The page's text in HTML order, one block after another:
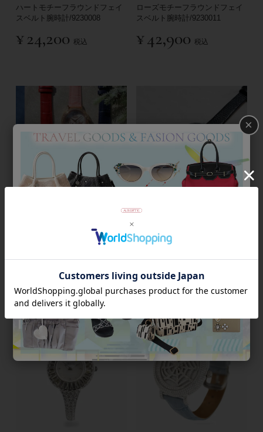
ハートモチーフラウンドフェイ
スベルト腕時計/9230008
¥24,200 税込
ローズモチーフラウンドフェイ
スベルト腕時計/9230011
¥42,900 税込
【WEB限定】スノーフレークラ
ウンドフェイスベルト腕時
14,300 税込
ラウンドフェイスクリスタル革
¥13,200
×